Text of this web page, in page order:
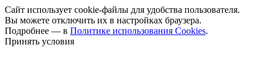
Сайт использует cookie-файлы для удобства пользователя.
Вы можете отключить их в настройках браузера.
Подробнее — в Политике использования Cookies.
Принять условия